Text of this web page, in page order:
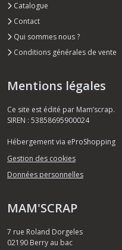
Catalogue
Contact
Qui sommes nous ?
Conditions générales de vente
Mentions légales
Ce site est édité par Mam’scrap.
SIREN : 53858695900024
Hébergement via eProShopping
Gestion des cookies
Données personnelles
MAM'SCRAP
7 rue Roland Dorgeles
02190 Berry au bac